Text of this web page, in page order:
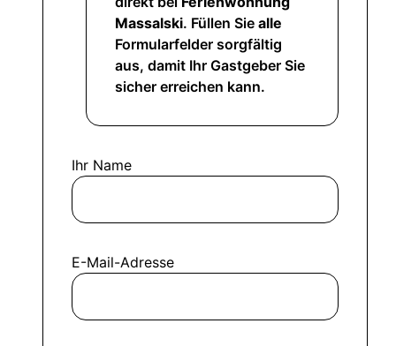
Massalski. Füllen Sie alle
Formularfelder sorgfältig
aus, damit Ihr Gastgeber Sie
sicher erreichen kann.
Ihr Name
E-Mail-Adresse